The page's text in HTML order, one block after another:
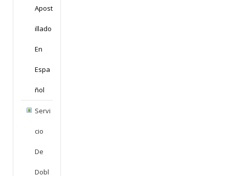
Apost
Illado
En
Espa
Ñol
Servi
Cio
De
Dobl